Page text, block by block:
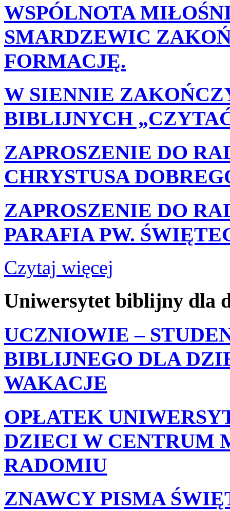
WSPÓLNOTA
SMARDZEWIC
FORMACJĘ.
W SIENNIE
BIBLIJNYCH
ZAPROSZENIE DO
CHRYSTUSA
ZAPROSZENIE DO
PARAFIA PW.
Czytaj więcej
Uniwersytet biblijny dla
UCZNIOWIE –
BIBLIJNEGO DLA
WAKACJE
OPŁATEK
DZIECI W CENTRUM
RADOMIU
ZNAWCY PISMA